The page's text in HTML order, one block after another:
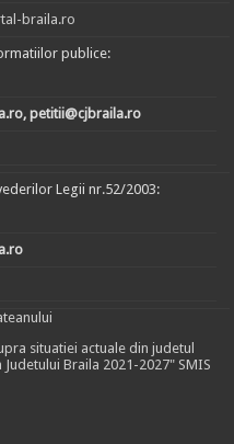
braila.ro
publice:
petitii@cjbraila.ro
Legii nr.52/2003:
situatiei actuale din judetul
Braila 2021-2027" SMIS